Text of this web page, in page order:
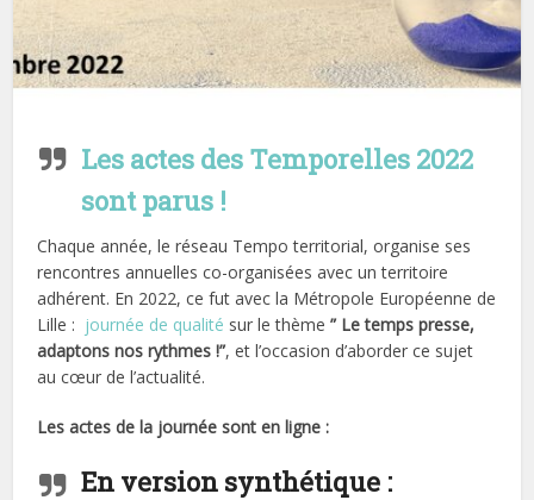
Les actes des Temporelles 2022
sont parus !
Chaque année, le réseau Tempo territorial, organise ses
rencontres annuelles co-organisées avec un territoire
adhérent. En 2022, ce fut avec la Métropole Européenne de
Lille : journée de qualité sur le thème” Le temps presse,
adaptons nos rythmes !”, et l’occasion d’aborder ce sujet
au cœur de l’actualité.
Les actes de la journée sont en ligne :
En version synthétique :